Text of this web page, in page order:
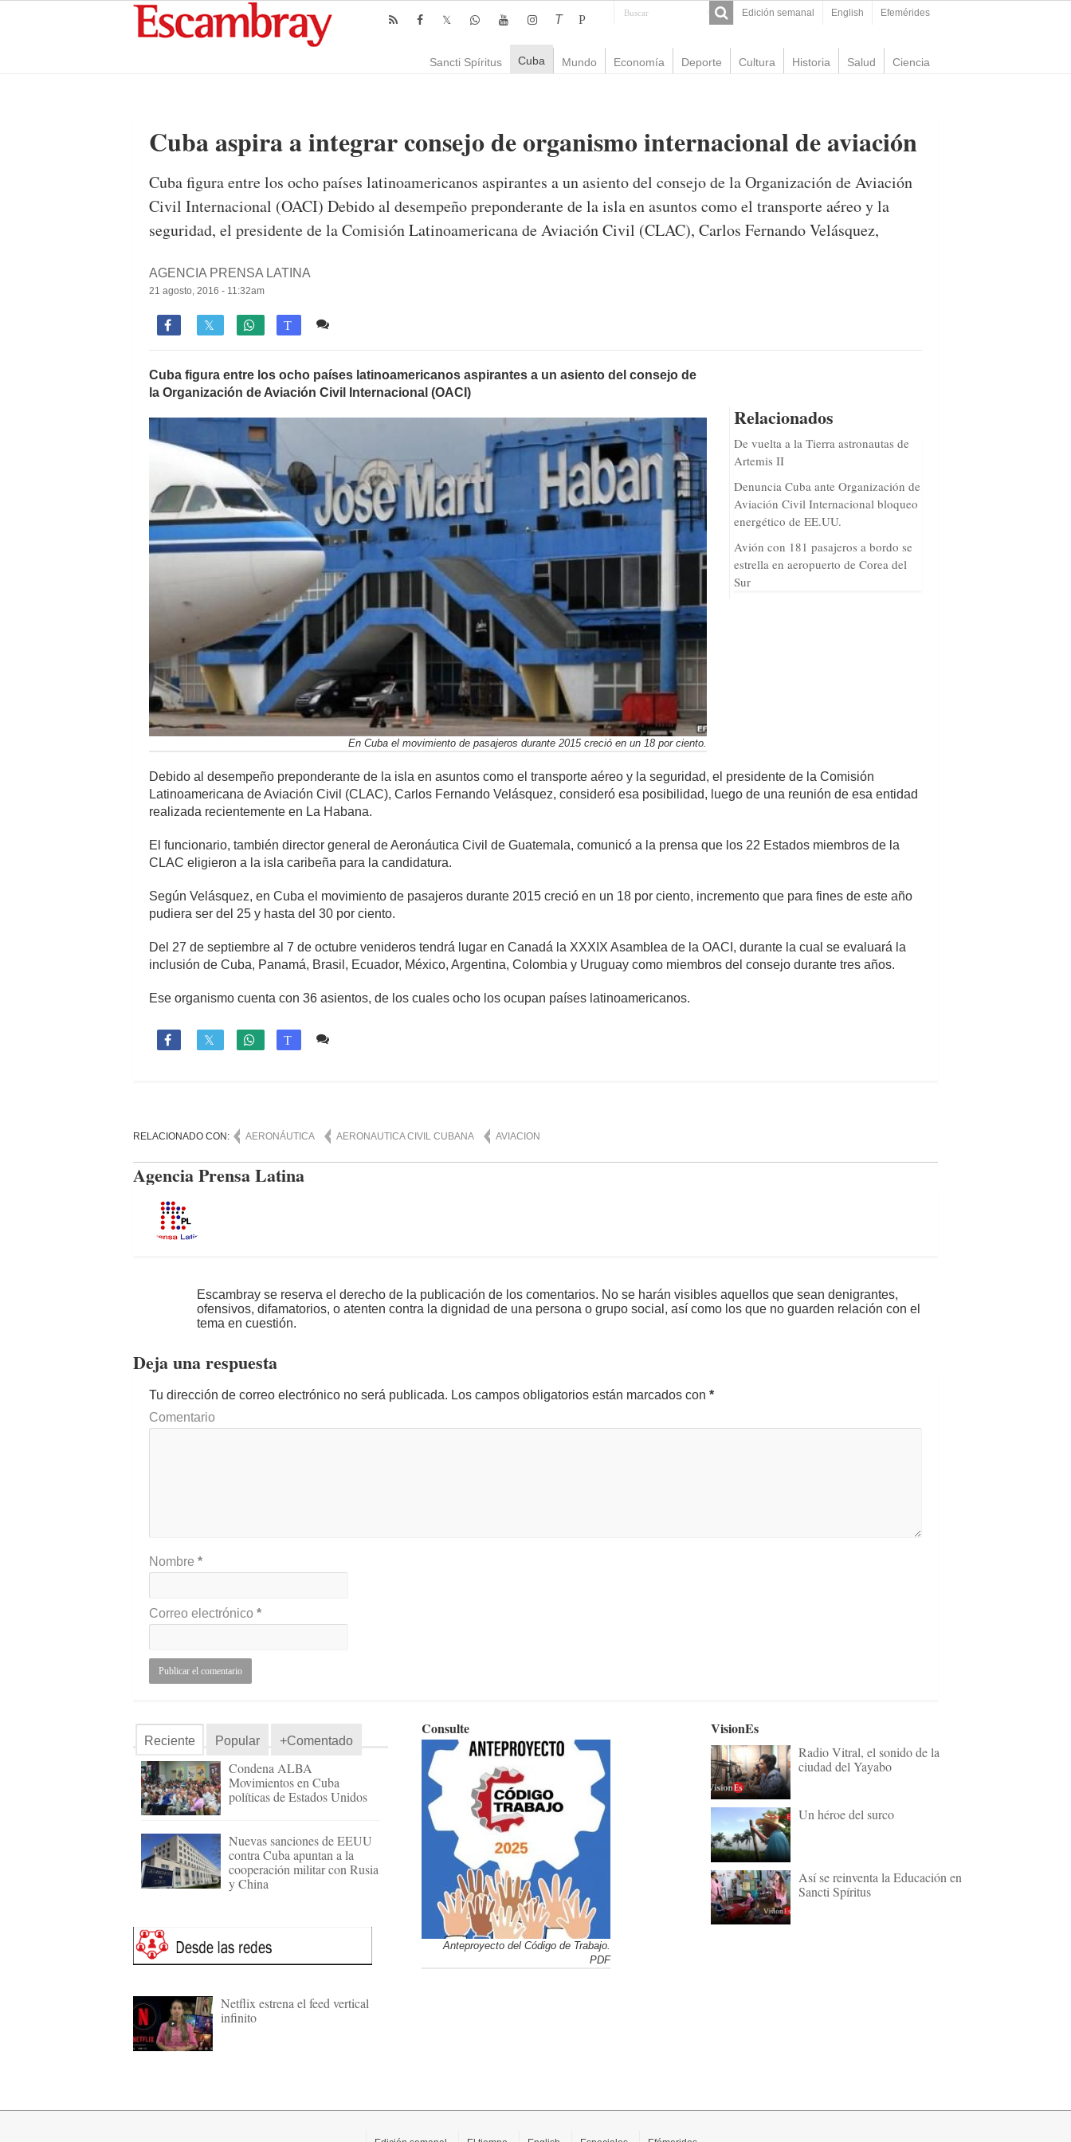
Edición semanal English Efemérides
T P
Sancti Spíritus Cuba Mundo Economía Deporte Cultura Historia Salud Ciencia
Cuba aspira a integrar consejo de organismo internacional de aviación
Cuba figura entre los ocho países latinoamericanos aspirantes a un asiento del consejo de la Organización de Aviación
Civil Internacional (OACI) Debido al desempeño preponderante de la isla en asuntos como el transporte aéreo y la
seguridad, el presidente de la Comisión Latinoamericana de Aviación Civil (CLAC), Carlos Fernando Velásquez,
AGENCIA PRENSA LATINA
21 agosto, 2016 - 11:32am
 T
Relacionados
De vuelta a la Tierra astronautas de
Artemis II
Denuncia Cuba ante Organización de
Aviación Civil Internacional bloqueo
energético de EE.UU.
Avión con 181 pasajeros a bordo se
estrella en aeropuerto de Corea del
Sur
Cuba figura entre los ocho países latinoamericanos aspirantes a un asiento del consejo de
la Organización de Aviación Civil Internacional (OACI)
En Cuba el movimiento de pasajeros durante 2015 creció en un 18 por ciento.
Debido al desempeño preponderante de la isla en asuntos como el transporte aéreo y la seguridad, el presidente de la Comisión
Latinoamericana de Aviación Civil (CLAC), Carlos Fernando Velásquez, consideró esa posibilidad, luego de una reunión de esa entidad
realizada recientemente en La Habana.
El funcionario, también director general de Aeronáutica Civil de Guatemala, comunicó a la prensa que los 22 Estados miembros de la
CLAC eligieron a la isla caribeña para la candidatura.
Según Velásquez, en Cuba el movimiento de pasajeros durante 2015 creció en un 18 por ciento, incremento que para fines de este año
pudiera ser del 25 y hasta del 30 por ciento.
Del 27 de septiembre al 7 de octubre venideros tendrá lugar en Canadá la XXXIX Asamblea de la OACI, durante la cual se evaluará la
inclusión de Cuba, Panamá, Brasil, Ecuador, México, Argentina, Colombia y Uruguay como miembros del consejo durante tres años.
Ese organismo cuenta con 36 asientos, de los cuales ocho los ocupan países latinoamericanos.
 T
RELACIONADO CON: AERONÁUTICA AERONAUTICA CIVIL CUBANA AVIACION
Agencia Prensa Latina
Escambray se reserva el derecho de la publicación de los comentarios. No se harán visibles aquellos que sean denigrantes,
ofensivos, difamatorios, o atenten contra la dignidad de una persona o grupo social, así como los que no guarden relación con el
tema en cuestión.
Deja una respuesta
Tu dirección de correo electrónico no será publicada. Los campos obligatorios están marcados con *
Comentario
Nombre *
Correo electrónico *
Reciente Popular +Comentado
Condena ALBA
Movimientos en Cuba
políticas de Estados Unidos
Nuevas sanciones de EEUU
contra Cuba apuntan a la
cooperación militar con Rusia
y China
Netflix estrena el feed vertical
infinito
Consulte
Anteproyecto del Código de Trabajo.
PDF
VisionEs
Radio Vitral, el sonido de la
ciudad del Yayabo
Un héroe del surco
Así se reinventa la Educación en
Sancti Spíritus